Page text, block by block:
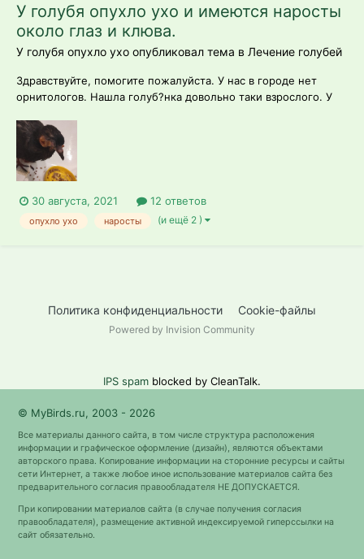
У голубя опухло ухо и имеются наросты
около глаз и клюва.
У голубя опухло ухо опубликовал тема в Лечение голубей
Здравствуйте, помогите пожалуйста. У нас в городе нет
орнитологов. Нашла голуб?нка довольно таки взрослого. У
гнойники, но нет. Возможно голубиная оспа. Но больше
всего меня беспокоит его ухо. Оно очень сильно опухшее и
кажется становится вс?...
30 августа, 2021 12 ответов
опухло ухо наросты (и ещё 2 )
Политика конфиденциальности Cookie-файлы
Powered by Invision Community
IPS spam blocked by CleanTalk.
© MyBirds.ru, 2003 - 2026
Все материалы данного сайта, в том числе структура расположения
информации и графическое оформление (дизайн), являются объектами
авторского права. Копирование информации на сторонние ресурсы и сайты
сети Интернет, а также любое иное использование материалов сайта без
предварительного согласия правообладателя НЕ ДОПУСКАЕТСЯ.
При копировании материалов сайта (в случае получения согласия
правообладателя), размещение активной индексируемой гиперссылки на
сайт обязательно.